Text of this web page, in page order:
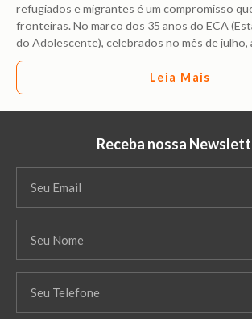
refugiados e migrantes é um compromisso
fronteiras. No marco dos 35 anos do ECA
do Adolescente), celebrados no mês de julho,
Leia Mais
Receba nossa